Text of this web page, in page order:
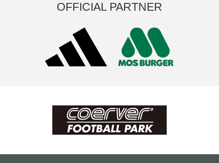
OFFICIAL PARTNER